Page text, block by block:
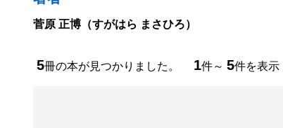
菅原 正博 （すがはら まさひろ）
5冊の本が見つかりました。 1件～ 5件を表示